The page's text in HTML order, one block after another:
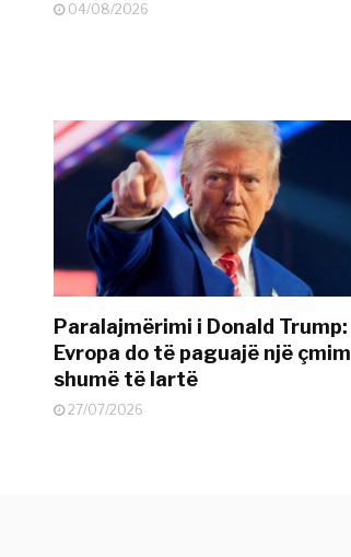
04/08/2026
Paralajmërimi i Donald Trump:
Evropa do të paguajë një çmim
shumë të lartë
27/07/2026